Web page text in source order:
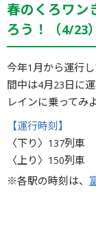
春のくろワン
ろう！（4/
今年1月から運行
間中は4月23日に
レインに乗ってみ
【運行時刻】
〈下り〉137列
〈上り〉150列
※各駅の時刻は、